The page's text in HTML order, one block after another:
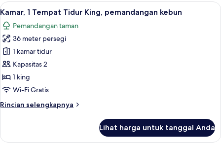
kamar
kolam
renang
pribadi,
pemandangan
kebun
Lihat
semua
foto
untuk
Kamar,
1
Tempat
Tidur
pemandangan
Kamar, 1 Tempat Tidur King,
5
Kamar, 1 Tempat Tidur King, pemandangan kebun
Pemandangan taman
36 meter persegi
1 kamar tidur
Kapasitas 2
1 king
Wi-Fi Gratis
Rincian selengkapnya
Rincian
Kamar,
Lihat harga untuk tanggal Anda